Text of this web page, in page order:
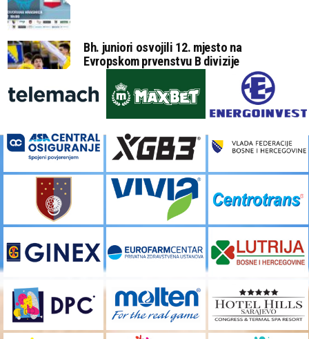
Bh. juniori osvojili 12. mjesto na
Evropskom prvenstvu B divizije